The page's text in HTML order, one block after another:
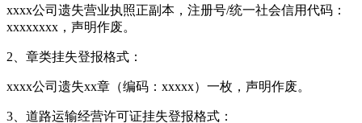
xxxx公司遗失营业执照正副本，注册号/统一社会信用代码：
xxxxxxxx，声明作废。
2、章类挂失登报格式：
xxxx公司遗失xx章（编码：xxxxx）一枚，声明作废。
3、道路运输经营许可证挂失登报格式：